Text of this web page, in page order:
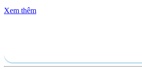
Xem thêm